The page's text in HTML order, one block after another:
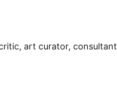
art curator, consultant